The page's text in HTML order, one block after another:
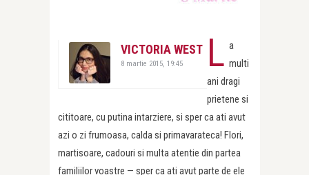
VICTORIA WEST
8 martie 2015, 19:45 L a
multi
ani dragi
prietene si
cititoare, cu putina intarziere, si sper ca ati avut
azi o zi frumoasa, calda si primavarateca! Flori,
martisoare, cadouri si multa atentie din partea
familiilor voastre — sper ca ati avut parte de ele